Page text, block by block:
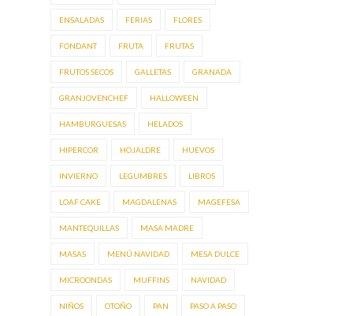
ENSALADAS FERIAS FLORES
FONDANT FRUTA FRUTAS
FRUTOS SECOS GALLETAS GRANADA
GRANJOVENCHEF HALLOWEEN
HAMBURGUESAS HELADOS
HIPERCOR HOJALDRE HUEVOS
INVIERNO LEGUMBRES LIBROS
LOAF CAKE MAGDALENAS MAGEFESA
MANTEQUILLAS MASA MADRE
MASAS MENÚ NAVIDAD MESA DULCE
MICROONDAS MUFFINS NAVIDAD
NIÑOS OTOÑO PAN PASO A PASO